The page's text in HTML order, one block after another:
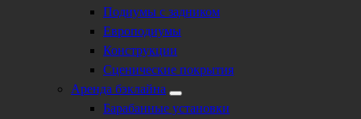
Подиумы с задником
Европодиумы
Конструкции
Сценические покрытия
Аренда бэклайна
Барабанные установки